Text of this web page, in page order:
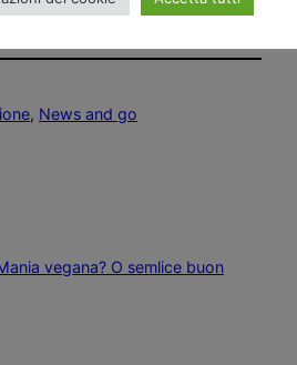
, News and go
vegana? O semlice buon